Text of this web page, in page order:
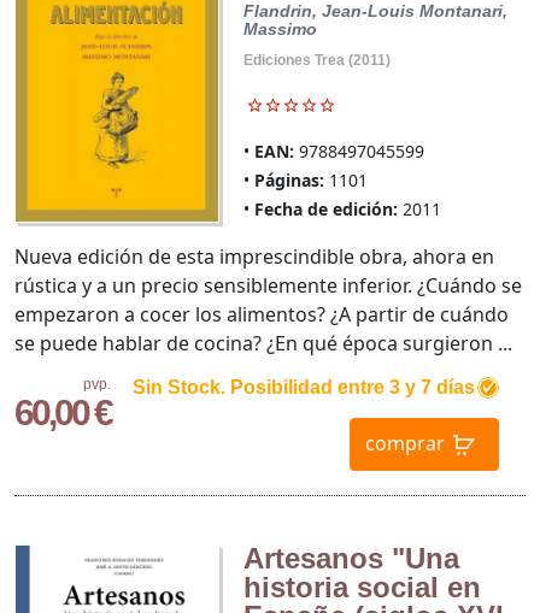
Flandrin, Jean-Louis Montanari,
Massimo
Ediciones Trea (2011)
EAN: 9788497045599
Páginas: 1101
Fecha de edición: 2011
pvp.
60,00 €
Sin Stock. Posibilidad entre 3 y 7 días
comprar
Nueva edición de esta imprescindible obra, ahora en
rústica y a un precio sensiblemente inferior. ¿Cuándo se
empezaron a cocer los alimentos? ¿A partir de cuándo
se puede hablar de cocina? ¿En qué época surgieron ...
Artesanos "Una
historia social en